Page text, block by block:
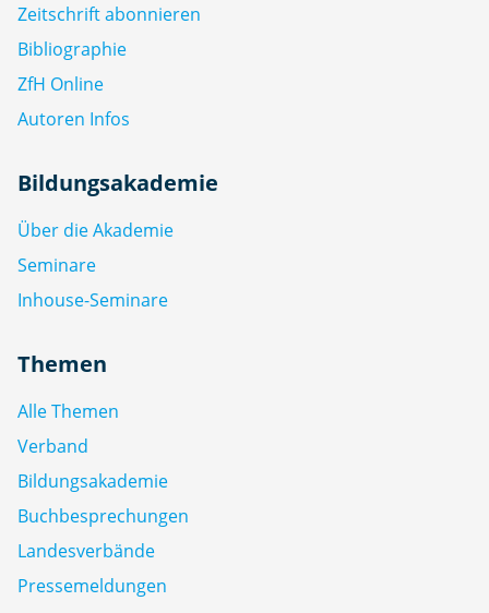
Zeitschrift abonnieren
Bibliographie
ZfH Online
Autoren Infos
Bildungsakademie
Über die Akademie
Seminare
Inhouse-Seminare
Themen
Alle Themen
Verband
Bildungsakademie
Buchbesprechungen
Landesverbände
Pressemeldungen